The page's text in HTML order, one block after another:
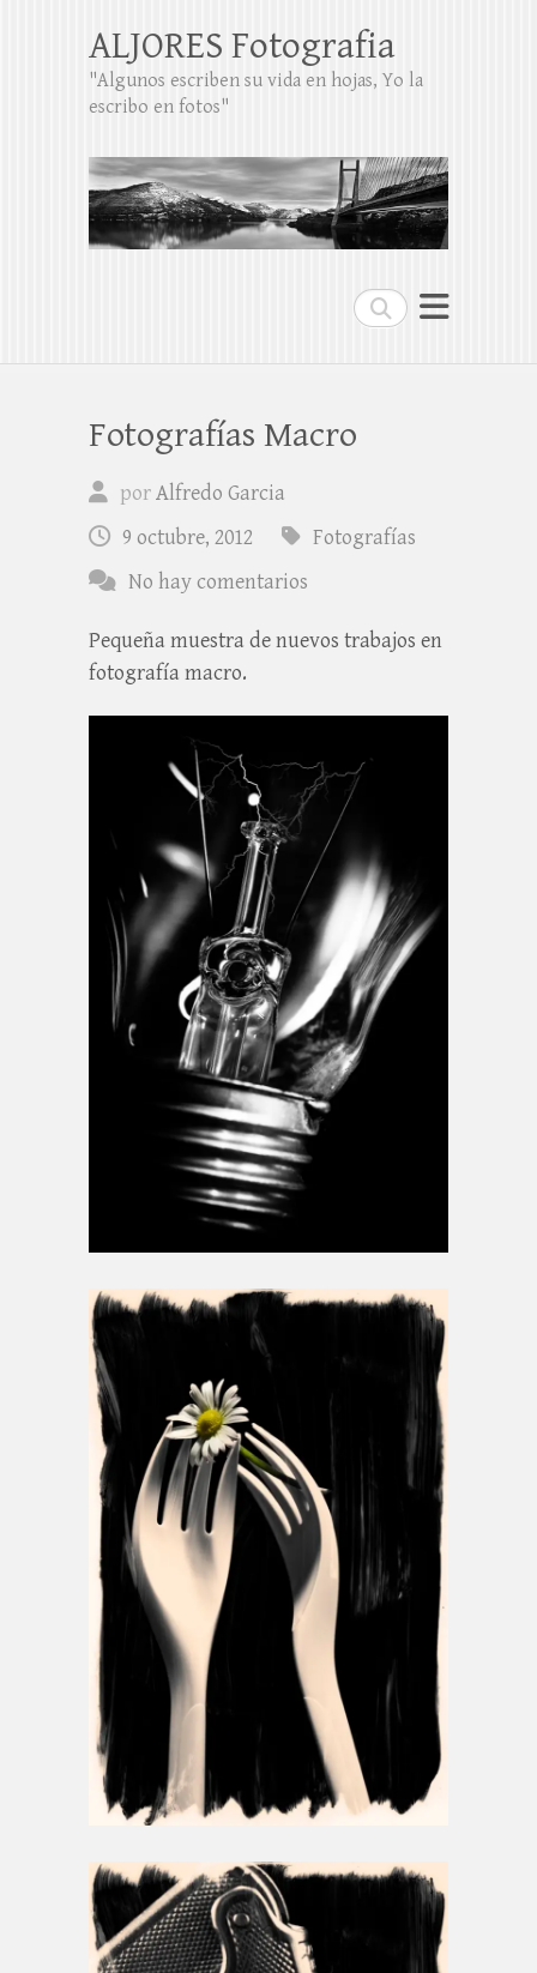
Buscar
ALJORES Fotografia
"Algunos escriben su vida en hojas, Yo la
escribo en fotos"
Fotografías Macro
porAlfredo Garcia
9 octubre, 2012
Fotografías
No hay comentarios
Pequeña muestra de nuevos trabajos en
fotografía macro.